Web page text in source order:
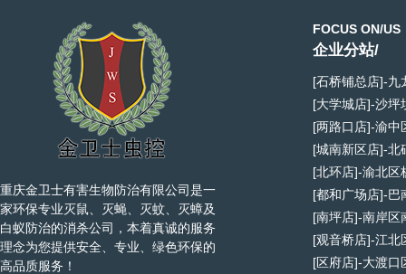
重庆金卫士有害生物防治有限公司是一
家环保专业灭鼠、灭蝇、灭蚊、灭蟑及
白蚁防治的消杀公司，本着真诚的服务
理念为您提供安全、专业、绿色环保的
高品质服务！
FOCUS ON/US
企业分站/
[石桥铺总店]-九
[大学城店]-沙坪
[两路口店]-渝中
[城南新区店]-北
[北环店]-渝北区
[都和广场店]-巴
[南坪店]-南岸区
[观音桥店]-江北
[区府店]-大渡口